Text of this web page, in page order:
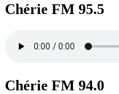
Chérie FM 95.5
Chérie FM 94.0